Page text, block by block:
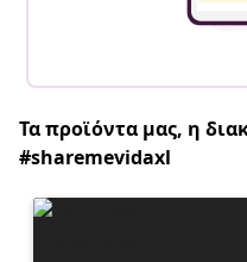
Τα προϊόντα μας, η
#sharemevidaxl